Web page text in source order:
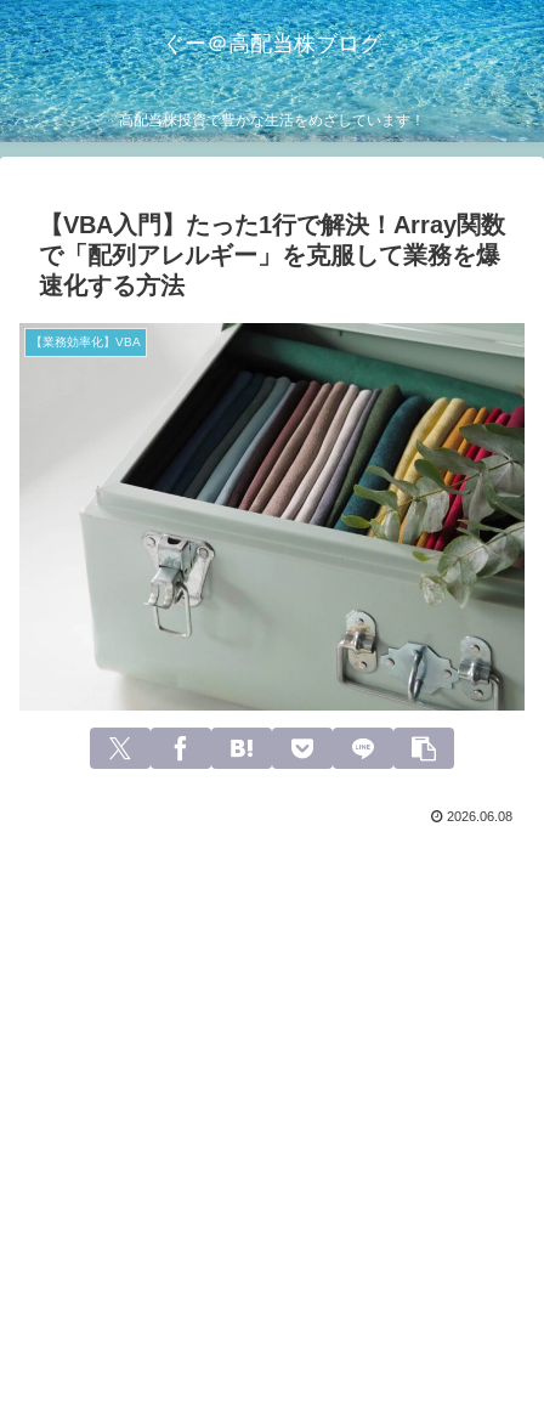
ぐー＠高配当株ブログ
高配当株投資で豊かな生活をめざしています！
【VBA入門】たった1行で解決！Array関数
で「配列アレルギー」を克服して業務を爆
速化する方法
【業務効率化】VBA
2026.06.08